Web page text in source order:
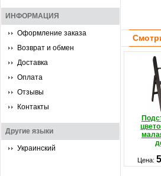
ИНФОРМАЦИЯ
Оформление заказа
Возврат и обмен
Доставка
Оплата
Отзывы
Контакты
Другие языки
Украинский
Цена: